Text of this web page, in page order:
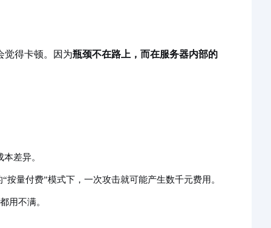
觉得卡顿。因为瓶颈不在路上，而在服务器内部的
差异。
量付费”模式下，一次攻击就可能产生数千元费用。
用不满。